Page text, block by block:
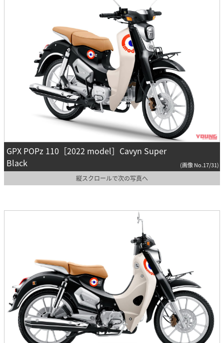
GPX POPz 110［2022 model］Cavyn Super
Black
(画像 No.17/31)
縦スクロールで次の写真へ